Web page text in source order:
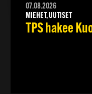
07.08.2026
MIEHET, UUTISET
TPS hakee